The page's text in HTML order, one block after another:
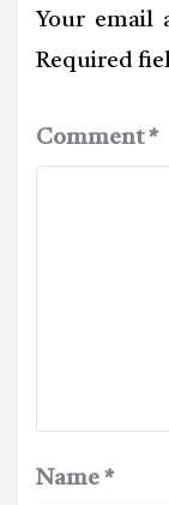
Your email
Required
Comment*
Name *